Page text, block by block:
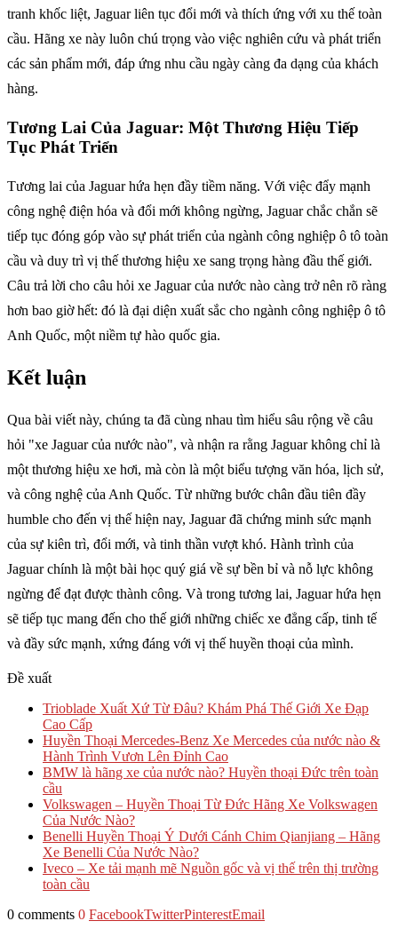
tranh khốc liệt, Jaguar liên tục đổi mới và thích ứng với xu thế toàn
cầu. Hãng xe này luôn chú trọng vào việc nghiên cứu và phát triển
các sản phẩm mới, đáp ứng nhu cầu ngày càng đa dạng của khách
hàng.
Tương Lai Của Jaguar: Một Thương Hiệu Tiếp
Tục Phát Triển
Tương lai của Jaguar hứa hẹn đầy tiềm năng. Với việc đẩy mạnh
công nghệ điện hóa và đổi mới không ngừng, Jaguar chắc chắn sẽ
tiếp tục đóng góp vào sự phát triển của ngành công nghiệp ô tô toàn
cầu và duy trì vị thế thương hiệu xe sang trọng hàng đầu thế giới.
Câu trả lời cho câu hỏi xe Jaguar của nước nào càng trở nên rõ ràng
hơn bao giờ hết: đó là đại diện xuất sắc cho ngành công nghiệp ô tô
Anh Quốc, một niềm tự hào quốc gia.
Kết luận
Qua bài viết này, chúng ta đã cùng nhau tìm hiểu sâu rộng về câu
hỏi "xe Jaguar của nước nào", và nhận ra rằng Jaguar không chỉ là
một thương hiệu xe hơi, mà còn là một biểu tượng văn hóa, lịch sử,
và công nghệ của Anh Quốc. Từ những bước chân đầu tiên đầy
humble cho đến vị thế hiện nay, Jaguar đã chứng minh sức mạnh
của sự kiên trì, đổi mới, và tinh thần vượt khó. Hành trình của
Jaguar chính là một bài học quý giá về sự bền bỉ và nỗ lực không
ngừng để đạt được thành công. Và trong tương lai, Jaguar hứa hẹn
sẽ tiếp tục mang đến cho thế giới những chiếc xe đẳng cấp, tinh tế
và đầy sức mạnh, xứng đáng với vị thế huyền thoại của mình.
Đề xuất
Trioblade Xuất Xứ Từ Đâu? Khám Phá Thế Giới Xe Đạp
Cao Cấp
Huyền Thoại Mercedes-Benz Xe Mercedes của nước nào &
Hành Trình Vươn Lên Đỉnh Cao
BMW là hãng xe của nước nào? Huyền thoại Đức trên toàn
cầu
Volkswagen – Huyền Thoại Từ Đức Hãng Xe Volkswagen
Của Nước Nào?
Benelli Huyền Thoại Ý Dưới Cánh Chim Qianjiang – Hãng
Xe Benelli Của Nước Nào?
Iveco – Xe tải mạnh mẽ Nguồn gốc và vị thế trên thị trường
toàn cầu
0 comments 0 FacebookTwitterPinterestEmail